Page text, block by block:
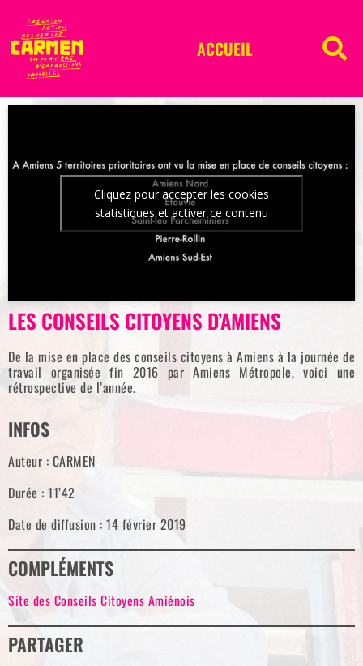
ACCUEIL
Cliquez pour accepter les cookies
statistiques et activer ce contenu
LES CONSEILS CITOYENS D’AMIENS
De la mise en place des conseils citoyens à Amiens à la journée de
travail organisée fin 2016 par Amiens Métropole, voici une
rétrospective de l’année.
INFOS
Auteur : CARMEN
Durée : 11’42
Date de diffusion : 14 février 2019
COMPLÉMENTS
Site des Conseils Citoyens Amiénois
PARTAGER